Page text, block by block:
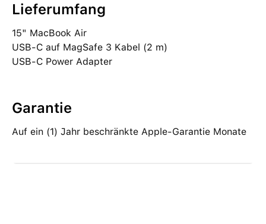
Lieferumfang
15" MacBook Air
USB‑C auf MagSafe 3 Kabel (2 m)
USB‑C Power Adapter
Garantie
Auf ein (1) Jahr beschränkte Apple-Garantie Monate